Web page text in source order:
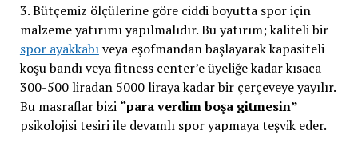
3. Bütçemiz ölçülerine göre ciddi boyutta spor için
malzeme yatırımı yapılmalıdır. Bu yatırım; kaliteli bir
spor ayakkabıveya eşofmandan başlayarak kapasiteli
koşu bandı veya fitness center’e üyeliğe kadar kısaca
300-500 liradan 5000 liraya kadar bir çerçeveye yayılır.
Bu masraflar bizi “para verdim boşa gitmesin”
psikolojisi tesiri ile devamlı spor yapmaya teşvik eder.